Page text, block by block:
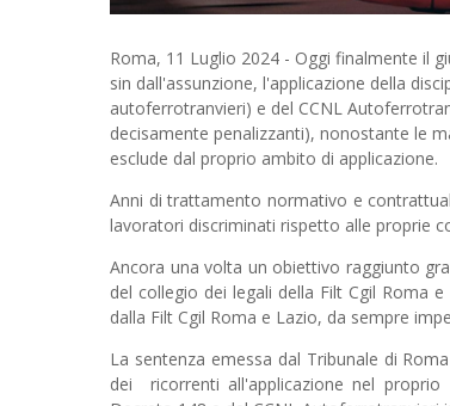
Roma, 11 Luglio 2024 - Oggi finalmente il
sin dall'assunzione, l'applicazione della
autoferrotranvieri) e del CCNL
decisamente penalizzanti), nonostante le
esclude dal proprio ambito di applicazione.
Anni di trattamento normativo e
lavoratori discriminati rispetto alle proprie
Ancora una volta un obiettivo raggiunto
del collegio dei legali della Filt Cgil Roma
dalla Filt Cgil Roma e Lazio, da sempre
La sentenza emessa dal Tribunale di
dei ricorrenti all'applicazione nel